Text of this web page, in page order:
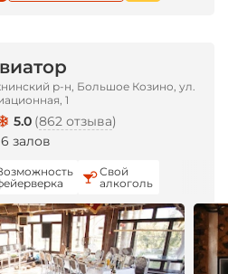
р-н, Большое Козино, ул.
1
5.0 (862 отзыва)
6 залов
Свой
алкоголь